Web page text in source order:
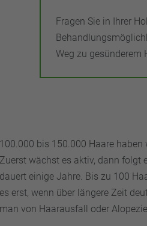
Fragen Sie in Ihrer
Weg zu gesünderem
100.000 bis 150.000 Haare
Zuerst wächst es aktiv, dann folgt
dauert einige Jahre. Bis zu 100
es erst, wenn über längere Zeit
man von Haarausfall oder